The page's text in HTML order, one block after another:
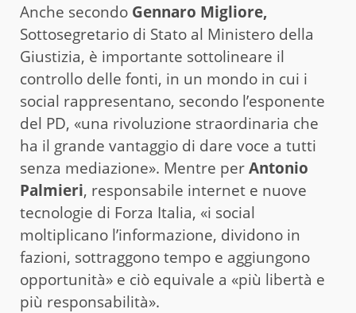
Anche secondo Gennaro Migliore,
Sottosegretario di Stato al Ministero della
Giustizia, è importante sottolineare il
controllo delle fonti, in un mondo in cui i
social rappresentano, secondo l’esponente
del PD, «una rivoluzione straordinaria che
ha il grande vantaggio di dare voce a tutti
senza mediazione». Mentre perAntonio
Palmieri, responsabile internet e nuove
tecnologie di Forza Italia, «i social
moltiplicano l’informazione, dividono in
fazioni, sottraggono tempo e aggiungono
opportunità» e ciò equivale a «più libertà e
più responsabilità».